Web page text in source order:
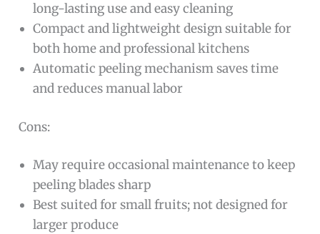
long-lasting use and easy cleaning
Compact and lightweight design suitable for
both home and professional kitchens
Automatic peeling mechanism saves time
and reduces manual labor
Cons:
May require occasional maintenance to keep
peeling blades sharp
Best suited for small fruits; not designed for
larger produce